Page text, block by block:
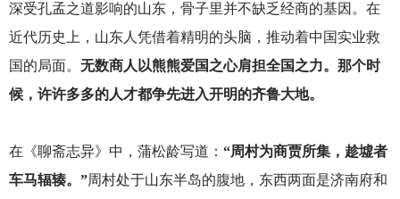
深受孔孟之道影响的山东，骨子里并不缺乏经商的基因。在
近代历史上，山东人凭借着精明的头脑，推动着中国实业救
国的局面。 无数商人以熊熊爱国之心肩担全国之力。那个时
候，许许多多的人才都争先进入开明的齐鲁大地。
在《聊斋志异》中，蒲松龄写道： “周村为商贾所集，趁墟者
车马辐辏。”周村处于山东半岛的腹地，东西两面是济南府和